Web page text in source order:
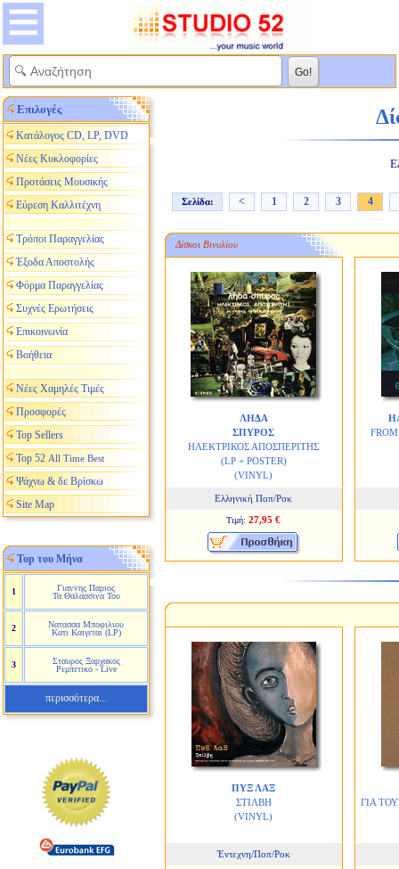
Επιλογές
Κατάλογος CD, LP, DVD
Νέες Κυκλοφορίες
Προτάσεις Μουσικής
Εύρεση Καλλιτέχνη
Τρόποι Παραγγελίας
Έξοδα Αποστολής
Φόρμα Παραγγελίας
Συχνές Ερωτήσεις
Επικοινωνία
Βοήθεια
Νέες Χαμηλές Τιμές
Προσφορές
Top Sellers
Top 52 All Time Best
Ψάχνω & δε Βρίσκω
Site Map
Top του Μήνα
1
Γιαννης Παριος
Τα Θαλασσινα Του
2
Νατασσα Μποφιλιου
Κατι Καιγεται (LP)
3
Σταυρος Ξαρχακος
Ρεμπετικο - Live
περισσότερα...
Σελίδα: < 1 2 3 4
Δίσκοι Βινυλίου
ΛΗΔΑ
ΣΠΥΡΟΣ
ΗΛΕΚΤΡΙΚΟΣ ΑΠΟΣΠΕΡΙΤΗΣ
(LP + POSTER)
(VINYL)
Ελληνική Ποπ/Ροκ
Τιμή: 27,95 €
ΠΥΞ ΛΑΞ
ΣΤΙΛΒΗ
(VINYL)
ΓΙΑ
Έντεχνη/Ποπ/Ροκ